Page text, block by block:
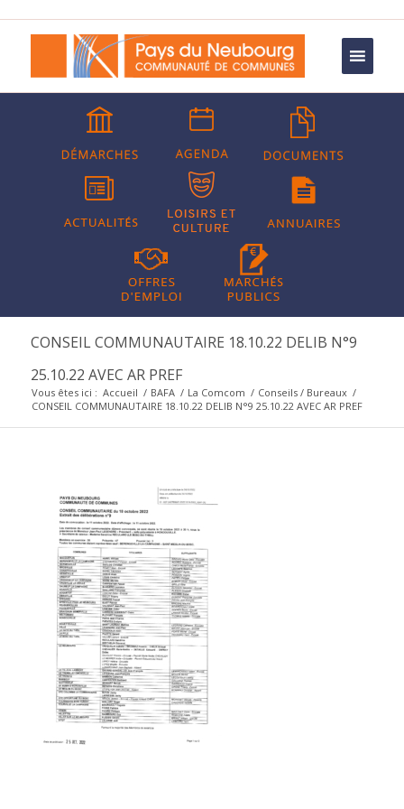
CONSEIL COMMUNAUTAIRE 18.10.22 DELIB N°9
25.10.22 AVEC AR PREF
Vous êtes ici : Accueil / BAFA / La Comcom / Conseils / Bureaux /
CONSEIL COMMUNAUTAIRE 18.10.22 DELIB N°9 25.10.22 AVEC AR PREF